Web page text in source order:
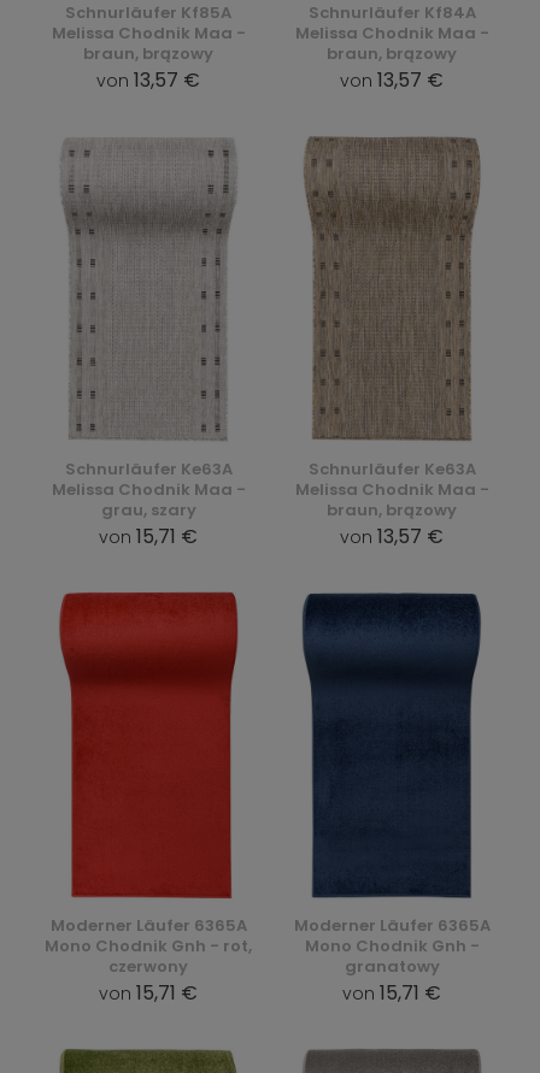
Schnurläufer Kf85A
Melissa Chodnik Maa -
braun, brązowy
von 13,57 €
Schnurläufer Kf84A
Melissa Chodnik Maa -
braun, brązowy
von 13,57 €
Schnurläufer Ke63A
Melissa Chodnik Maa -
grau, szary
von 15,71 €
Schnurläufer Ke63A
Melissa Chodnik Maa -
braun, brązowy
von 13,57 €
Moderner Läufer 6365A
Mono Chodnik Gnh - rot,
czerwony
von 15,71 €
Moderner Läufer 6365A
Mono Chodnik Gnh -
granatowy
von 15,71 €